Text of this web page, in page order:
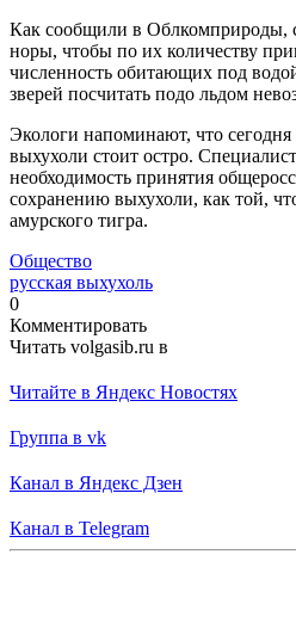
Как сообщили в Облкомприроды,
норы, чтобы по их количеству
численность обитающих под
зверей посчитать подо льдом
Экологи напоминают, что
выхухоли стоит остро.
необходимость принятия
сохранению выхухоли, как той,
амурского тигра.
Общество
русская выхухоль
0
Комментировать
Читать volgasib.ru в
Читайте в Яндекс Новостях
Группа в vk
Канал в Яндекс Дзен
Канал в Telegram